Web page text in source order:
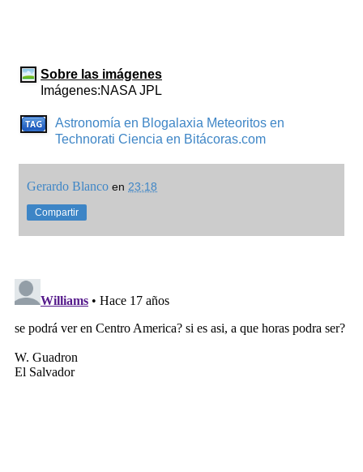
Sobre las imágenes
Imágenes:NASA JPL
Astronomía en Blogalaxia Meteoritos en
Technorati Ciencia en Bitácoras.com
Gerardo Blanco en 23:18
Compartir